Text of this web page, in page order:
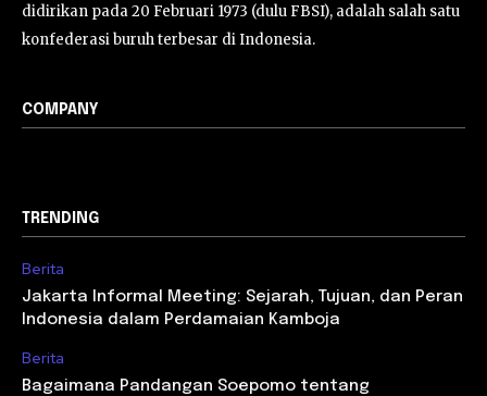
didirikan pada 20 Februari 1973 (dulu FBSI), adalah salah satu
konfederasi buruh terbesar di Indonesia.
COMPANY
TRENDING
Berita
Jakarta Informal Meeting: Sejarah, Tujuan, dan Peran
Indonesia dalam Perdamaian Kamboja
Berita
Bagaimana Pandangan Soepomo tentang